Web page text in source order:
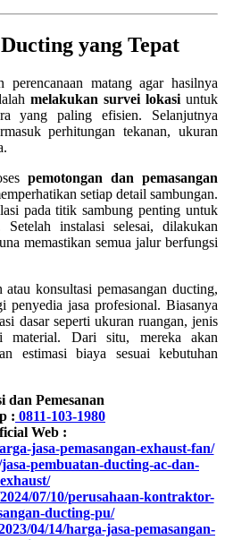
yang Tepat
perencanaan matang agar hasilnya
melakukan survei lokasi untuk
yang paling efisien. Selanjutnya
perhitungan tekanan, ukuran
pemotongan dan pemasangan
setiap detail sambungan.
pada titik sambung penting untuk
Setelah instalasi selesai, dilakukan
memastikan semua jalur berfungsi
konsultasi pemasangan ducting,
penyedia jasa profesional. Biasanya
dasar seperti ukuran ruangan, jenis
material. Dari situ, mereka akan
estimasi biaya sesuai kebutuhan
dan Pemesanan
: 0811-103-1980
Web :
jasa-pemasangan-exhaust-fan/
pembuatan-ducting-ac-dan-
exhaust/
07/10/perusahaan-kontraktor-
ducting-pu/
04/14/harga-jasa-pemasangan-